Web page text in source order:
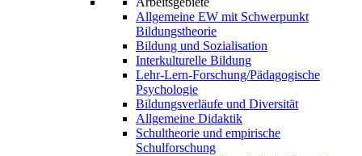
Allgemeine EW mit Schwerpunkt
Bildungstheorie
Bildung und Sozialisation
Interkulturelle Bildung
Lehr-Lern-Forschung/Pädagogische
Psychologie
Bildungsverläufe und Diversität
Allgemeine Didaktik
Schultheorie und empirische
Schulforschung